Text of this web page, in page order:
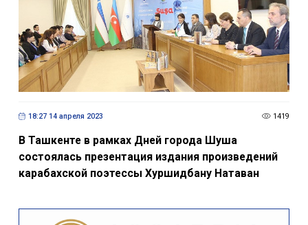
18:27 14 апреля 2023 1419
В Ташкенте в рамках Дней города Шуша
состоялась презентация издания произведений
карабахской поэтессы Хуршидбану Натаван